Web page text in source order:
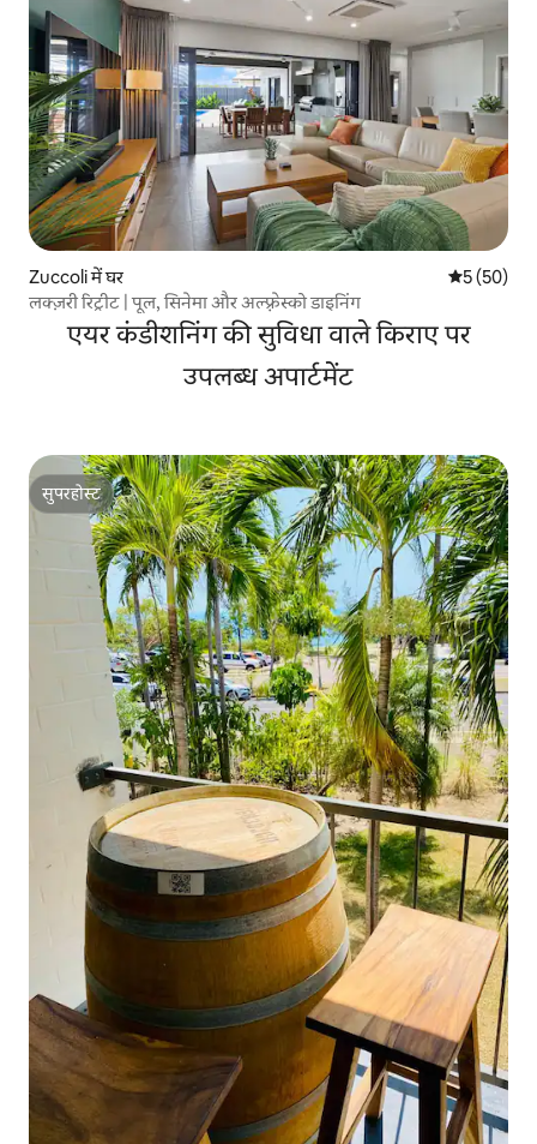
Zuccoli में घर औसत रेटिंग
5 (50)
लक्ज़री रिट्रीट | पूल, सिनेमा और अल्फ़्रेस्को डाइनिंग
एयर कंडीशनिंग की सुविधा वाले किराए पर
उपलब्ध अपार्टमेंट
सुपरहोस्ट
सुपरहोस्ट